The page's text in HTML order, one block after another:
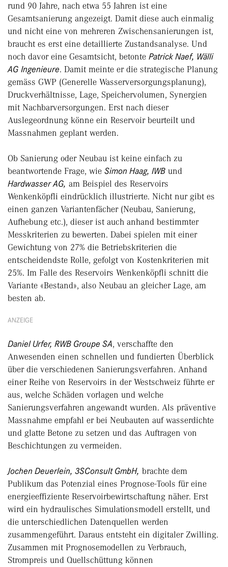
rund 90 Jahre, nach etwa 55 Jahren ist eine
Gesamtsanierung angezeigt. Damit diese auch einmalig
und nicht eine von mehreren Zwischensanierungen ist,
braucht es erst eine detaillierte Zustandsanalyse. Und
noch davor eine Gesamtsicht, betonte Patrick Naef, Wälli
AG Ingenieure. Damit meinte er die strategische Planung
gemäss GWP (Generelle Wasserversorgungsplanung),
Druckverhältnisse, Lage, Speichervolumen, Synergien
mit Nachbarversorgungen. Erst nach dieser
Auslegeordnung könne ein Reservoir beurteilt und
Massnahmen geplant werden.
Ob Sanierung oder Neubau ist keine einfach zu
beantwortende Frage, wie Simon Haag, IWB und
Hardwasser AG, am Beispiel des Reservoirs
Wenkenköpfli eindrücklich illustrierte. Nicht nur gibt es
einen ganzen Variantenfächer (Neubau, Sanierung,
Aufhebung etc.), dieser ist auch anhand bestimmter
Messkriterien zu bewerten. Dabei spielen mit einer
Gewichtung von 27% die Betriebskriterien die
entscheidendste Rolle, gefolgt von Kostenkriterien mit
25%. Im Falle des Reservoirs Wenkenköpfli schnitt die
Variante «Bestand», also Neubau an gleicher Lage, am
besten ab.
ANZEIGE
Daniel Urfer, RWB Groupe SA, verschaffte den
Anwesenden einen schnellen und fundierten Überblick
über die verschiedenen Sanierungsverfahren. Anhand
einer Reihe von Reservoirs in der Westschweiz führte er
aus, welche Schäden vorlagen und welche
Sanierungsverfahren angewandt wurden. Als präventive
Massnahme empfahl er bei Neubauten auf wasserdichte
und glatte Betone zu setzen und das Auftragen von
Beschichtungen zu vermeiden.
Jochen Deuerlein, 3SConsult GmbH, brachte dem
Publikum das Potenzial eines Prognose-Tools für eine
energieeffiziente Reservoirbewirtschaftung näher. Erst
wird ein hydraulisches Simulationsmodell erstellt, und
die unterschiedlichen Datenquellen werden
zusammengeführt. Daraus entsteht ein digitaler Zwilling.
Zusammen mit Prognosemodellen zu Verbrauch,
Strompreis und Quellschüttung können